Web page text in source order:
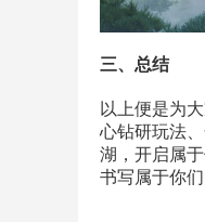
三、总结
以上便是为
心钻研玩法
湖，开启属
书写属于你们